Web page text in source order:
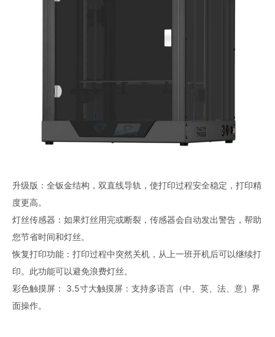
升级版：全钣金结构，双直线导轨，使打印过程安全稳定，打印精
度更高。
灯丝传感器：如果灯丝用完或断裂，传感器会自动发出警告，帮助
您节省时间和灯丝。
恢复打印功能：打印过程中突然关机，从上一班开机后可以继续打
印。此功能可以避免浪费灯丝。
彩色触摸屏： 3.5寸大触摸屏：支持多语言（中、英、法、意）界
面操作。